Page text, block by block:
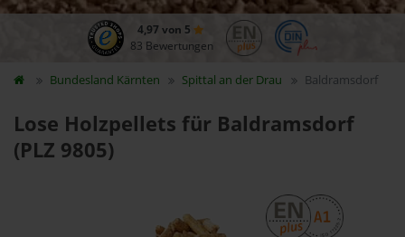
4,97 von 5
83 Bewertungen
Bundesland Kärnten Spittal an der Drau Baldramsdorf
Lose Holzpellets für Baldramsdorf
(PLZ 9805)